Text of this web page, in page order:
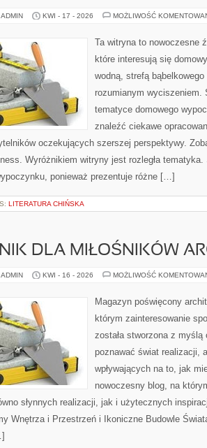
KWI - 17 - 2026 MOŻLIWOŚĆ
Ta witryna to nowoczesne
które interesują się
wodną, strefą
rozumianym wyciszeniem.
tematyce domowego
znaleźć ciekawe
oczekujących szerszej perspektywy.
Wyróżnikiem witryny jest rozległa
ponieważ prezentuje różne […]
LITERATURA CHIŃSKA
DLA MIŁOŚNIKÓW
KWI - 16 - 2026 MOŻLIWOŚĆ
Magazyn poświęcony
którym zainteresowanie
została stworzona z
poznawać świat realizacji,
wpływających na to, jak
nowoczesny blog, na
słynnych realizacji, jak i użytecznych
Wnętrza i Przestrzeń i Ikoniczne Budowle